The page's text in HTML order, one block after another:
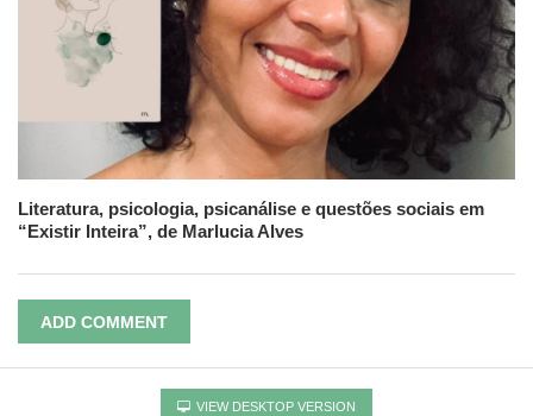
Literatura, psicologia, psicanálise e questões sociais em
“Existir Inteira”, de Marlucia Alves
ADD COMMENT
VIEW DESKTOP VERSION